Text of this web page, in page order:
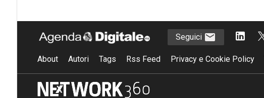
Seguici
About Autori Tags Rss Feed Privacy e Cookie Policy